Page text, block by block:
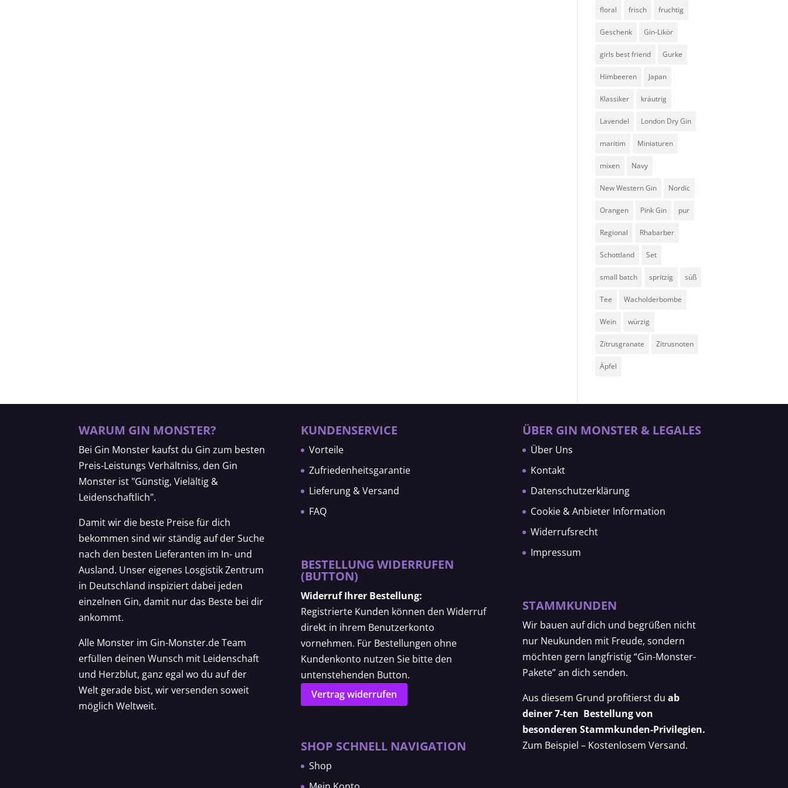
floral frisch fruchtig
Geschenk Gin-Likör
girls best friend Gurke
Himbeeren Japan
Klassiker kräutrig
Lavendel London Dry Gin
maritim Miniaturen
mixen Navy
New Western Gin Nordic
Orangen Pink Gin pur
Regional Rhabarber
Schottland Set
small batch spritzig süß
Tee Wacholderbombe
Wein würzig
Zitrusgranate Zitrusnoten
Äpfel
WARUM GIN MONSTER?
Bei Gin Monster kaufst du Gin zum besten
Preis-Leistungs Verhältniss, den Gin
Monster ist "Günstig, Vielältig &
Leidenschaftlich".
Damit wir die beste Preise für dich
bekommen sind wir ständig auf der Suche
nach den besten Lieferanten im In- und
Ausland. Unser eigenes Losgistik Zentrum
in Deutschland inspiziert dabei jeden
einzelnen Gin, damit nur das Beste bei dir
ankommt.
Alle Monster im Gin-Monster.de Team
erfüllen deinen Wunsch mit Leidenschaft
und Herzblut, ganz egal wo du auf der
Welt gerade bist, wir versenden soweit
möglich Weltweit.
KUNDENSERVICE
Vorteile
Zufriedenheitsgarantie
Lieferung & Versand
FAQ
BESTELLUNG WIDERRUFEN
(BUTTON)
Widerruf Ihrer Bestellung:
Registrierte Kunden können den Widerruf
direkt in ihrem Benutzerkonto
vornehmen. Für Bestellungen ohne
Kundenkonto nutzen Sie bitte den
untenstehenden Button.
Vertrag widerrufen
SHOP SCHNELL NAVIGATION
Shop
ÜBER GIN MONSTER & LEGALES
Über Uns
Kontakt
Datenschutzerklärung
Cookie & Anbieter Information
Widerrufsrecht
Impressum
STAMMKUNDEN
Wir bauen auf dich und begrüßen nicht
nur Neukunden mit Freude, sondern
möchten gern langfristig “Gin-Monster-
Pakete” an dich senden.
Aus diesem Grund profitierst du ab
deiner 7-ten Bestellung von
besonderen Stammkunden-Privilegien.
Zum Beispiel – Kostenlosem Versand.